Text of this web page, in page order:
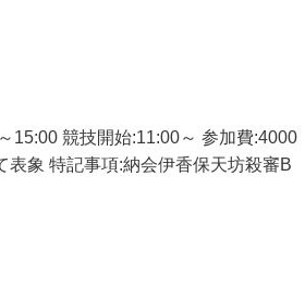
15:00 競技開始:11:00～ 参加費:4000
表象 特記事項:納会伊香保天坊殺審B